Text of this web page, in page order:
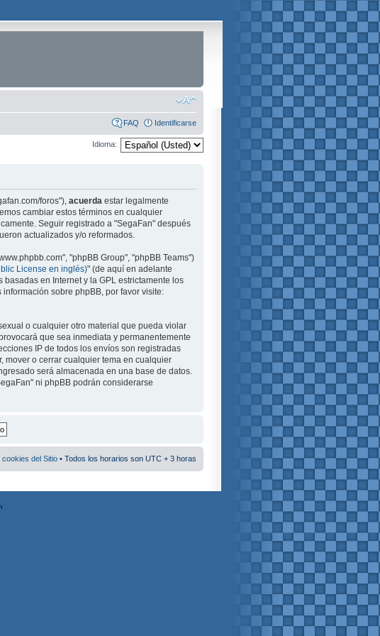
FAQ Identificarse
Idioma:
foros"), acuerda estar legalmente
cambiar estos términos en cualquier
Seguir registrado a "SegaFan" después
actualizados y/o reformados.
"phpBB Group", "phpBB Teams")
License en inglés)" (de aquí en adelante
en Internet y la GPL estrictamente los
sobre phpBB, por favor visite:
o cualquier otro material que pueda violar
que sea inmediata y permanentemente
IP de todos los envíos son registradas
mover o cerrar cualquier tema en cualquier
será almacenada en una base de datos.
ni phpBB podrán considerarse
del Sitio • Todos los horarios son UTC + 3 horas